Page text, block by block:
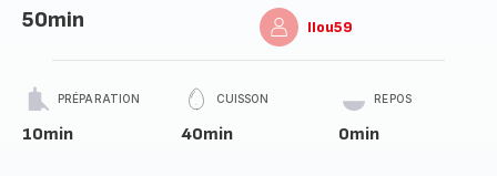
50min Ilou59
PRÉPARATION
10min
CUISSON
40min
REPOS
0min